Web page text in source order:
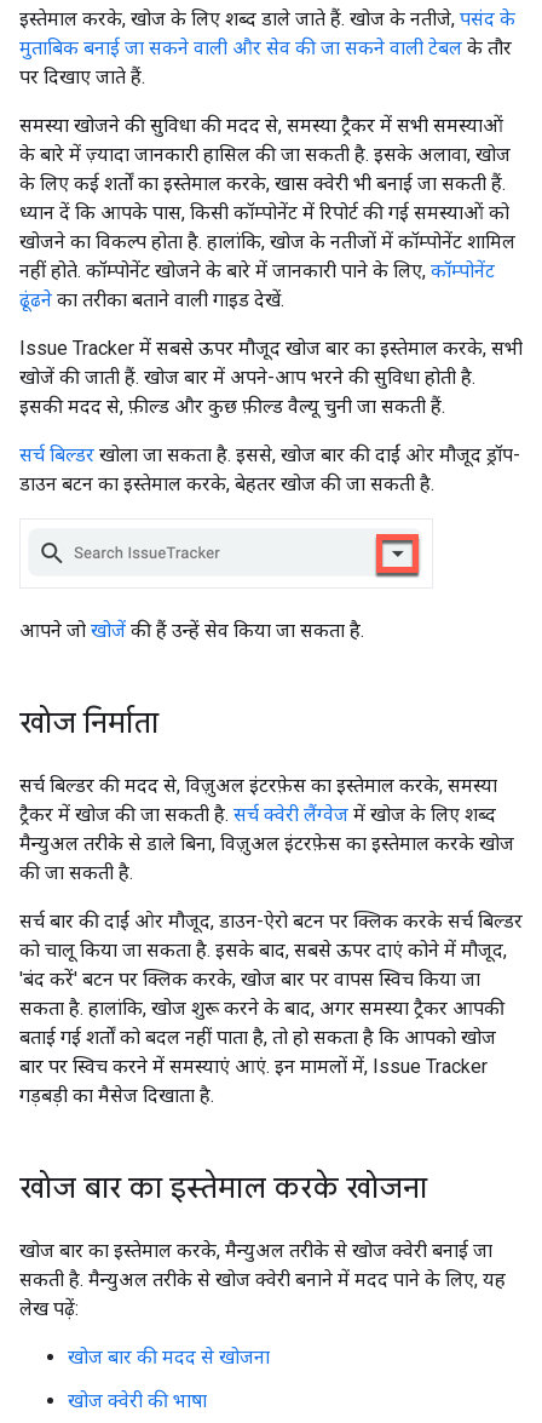
इस्तेमाल करके, खोज के लिए शब्द डाले जाते हैं. खोज के नतीजे, पसंद के
मुताबिक बनाई जा सकने वाली और सेव की जा सकने वाली टेबल के तौर
पर दिखाए जाते हैं.
समस्या खोजने की सुविधा की मदद से, समस्या ट्रैकर में सभी समस्याओं
के बारे में ज़्यादा जानकारी हासिल की जा सकती है. इसके अलावा, खोज
के लिए कई शर्तों का इस्तेमाल करके, खास क्वेरी भी बनाई जा सकती हैं.
ध्यान दें कि आपके पास, किसी कॉम्पोनेंट में रिपोर्ट की गई समस्याओं को
खोजने का विकल्प होता है. हालांकि, खोज के नतीजों में कॉम्पोनेंट शामिल
नहीं होते. कॉम्पोनेंट खोजने के बारे में जानकारी पाने के लिए, कॉम्पोनेंट
ढूंढने का तरीका बताने वाली गाइड देखें.
Issue Tracker में सबसे ऊपर मौजूद खोज बार का इस्तेमाल करके, सभी
खोजें की जाती हैं. खोज बार में अपने-आप भरने की सुविधा होती है.
इसकी मदद से, फ़ील्ड और कुछ फ़ील्ड वैल्यू चुनी जा सकती हैं.
सर्च बिल्डर खोला जा सकता है. इससे, खोज बार की दाईं ओर मौजूद ड्रॉप-
डाउन बटन का इस्तेमाल करके, बेहतर खोज की जा सकती है.
आपने जो खोजें की हैं उन्हें सेव किया जा सकता है.
खोज निर्माता
सर्च बिल्डर की मदद से, विज़ुअल इंटरफ़ेस का इस्तेमाल करके, समस्या
ट्रैकर में खोज की जा सकती है. सर्च क्वेरी लैंग्वेज में खोज के लिए शब्द
मैन्युअल तरीके से डाले बिना, विज़ुअल इंटरफ़ेस का इस्तेमाल करके खोज
की जा सकती है.
सर्च बार की दाईं ओर मौजूद, डाउन-ऐरो बटन पर क्लिक करके सर्च बिल्डर
को चालू किया जा सकता है. इसके बाद, सबसे ऊपर दाएं कोने में मौजूद,
'बंद करें' बटन पर क्लिक करके, खोज बार पर वापस स्विच किया जा
सकता है. हालांकि, खोज शुरू करने के बाद, अगर समस्या ट्रैकर आपकी
बताई गई शर्तों को बदल नहीं पाता है, तो हो सकता है कि आपको खोज
बार पर स्विच करने में समस्याएं आएं. इन मामलों में, Issue Tracker
गड़बड़ी का मैसेज दिखाता है.
खोज बार का इस्तेमाल करके खोजना
खोज बार का इस्तेमाल करके, मैन्युअल तरीके से खोज क्वेरी बनाई जा
सकती है. मैन्युअल तरीके से खोज क्वेरी बनाने में मदद पाने के लिए, यह
लेख पढ़ें:
खोज बार की मदद से खोजना
खोज क्वेरी की भाषा